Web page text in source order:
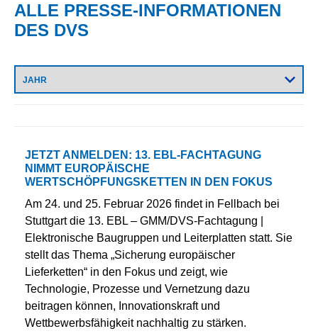
ALLE PRESSE-INFORMATIONEN
DES DVS
JETZT ANMELDEN: 13. EBL-FACHTAGUNG
NIMMT EUROPÄISCHE
WERTSCHÖPFUNGSKETTEN IN DEN FOKUS
Am 24. und 25. Februar 2026 findet in Fellbach bei
Stuttgart die 13. EBL – GMM/DVS-Fachtagung |
Elektronische Baugruppen und Leiterplatten statt. Sie
stellt das Thema „Sicherung europäischer
Lieferketten“ in den Fokus und zeigt, wie
Technologie, Prozesse und Vernetzung dazu
beitragen können, Innovationskraft und
Wettbewerbsfähigkeit nachhaltig zu stärken.